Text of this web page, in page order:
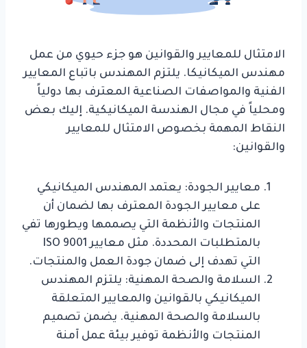
الامتثال للمعايير والقوانين هو جزء حيوي من عمل
مهندس الميكانيكا. يلتزم المهندس باتباع المعايير
الفنية والمواصفات الصناعية المعترف بها دولياً
ومحلياً في مجال الهندسة الميكانيكية. إليك بعض
النقاط المهمة بخصوص الامتثال للمعايير
والقوانين:
معايير الجودة: يعتمد المهندس الميكانيكي
على معايير الجودة المعترف بها لضمان أن
المنتجات والأنظمة التي يصممها ويطورها تفي
بالمتطلبات المحددة. مثل معايير ISO 9001
التي تهدف إلى ضمان جودة العمل والمنتجات.
السلامة والصحة المهنية: يلتزم المهندس
الميكانيكي بالقوانين والمعايير المتعلقة
بالسلامة والصحة المهنية. يضمن تصميم
المنتجات والأنظمة توفير بيئة عمل آمنة